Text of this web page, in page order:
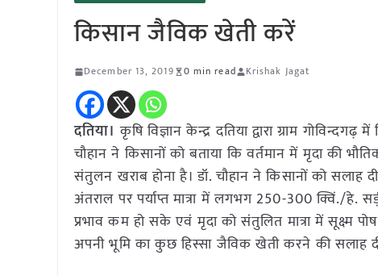
किसान जैविक खेती करें
December 13, 2019 0 min read Krishak Jagat
दतिया। कृषि विज्ञान केन्द्र दतिया द्वारा ग्राम
चौहान ने किसानों को बताया कि वर्तमान में मृदा की
संतुलन खराब होना है। डॉ. चौहान ने किसानों को
अंतराल पर पर्याप्त मात्रा में लगभग 250-300 क्विं./
प्रभाव कम हो सके एवं मृदा को संतुलित मात्रा में सूक्ष्म
अपनी भूमि का कुछ हिस्सा जैविक खेती करने की सलाह